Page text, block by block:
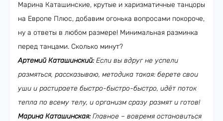
Марина Каташинские, крутые и харизматичные танцоры
на Европе Плюс, добавим огонька вопросами покороче,
ну а ответы в любом размере! Минимальная разминка
перед танцами. Сколько минут?
Артемий Каташинский:Если вы вдруг не успели
размяться, рассказываю, методика такая: берете свои
уши и растираете быстро-быстро-быстро, идёт поток
тепла по всему телу, и организм сразу размят и готов!
Марина Каташинская:Главное – вовремя остановиться